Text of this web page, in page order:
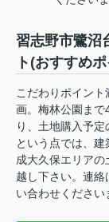
習志野市鷺
ト(おすすめ
こだわりポイン
画。梅林公園まで
り、土地購入予
という点では、
成大久保エリア
越し下さい。連
い合わせください